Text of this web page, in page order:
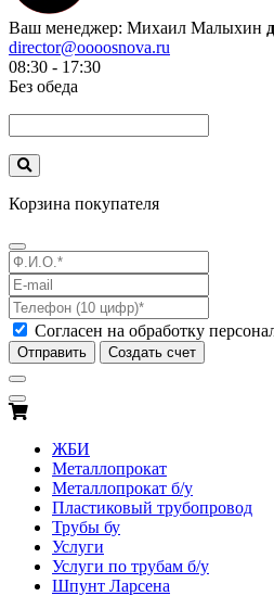
Ваш менеджер: Михаил Малыхин
director@oooosnova.ru
08:30 - 17:30
Без обеда
Корзина покупателя
Согласен на обработку
Отправить Создать счет
ЖБИ
Металлопрокат
Металлопрокат б/у
Пластиковый трубопровод
Трубы бу
Услуги
Услуги по трубам б/у
Шпунт Ларсена